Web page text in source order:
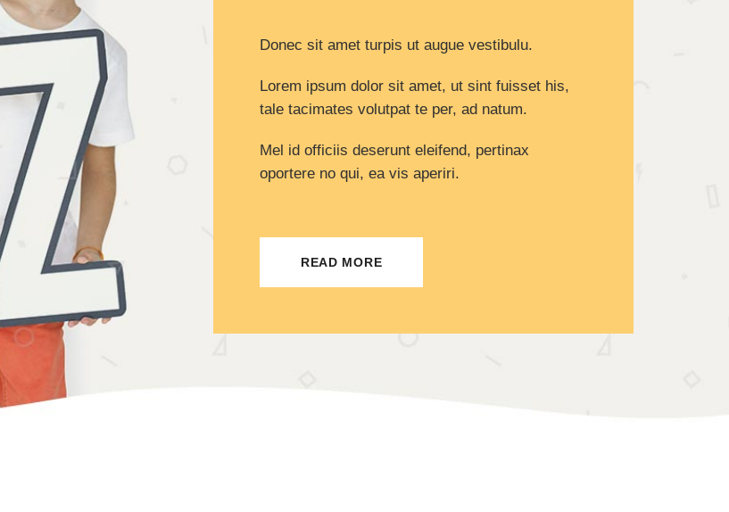
Donec sit amet turpis ut augue vestibulu.
Lorem ipsum dolor sit amet, ut sint fuisset his,
tale tacimates volutpat te per, ad natum.
Mel id officiis deserunt eleifend, pertinax
oportere no qui, ea vis aperiri.
READ MORE